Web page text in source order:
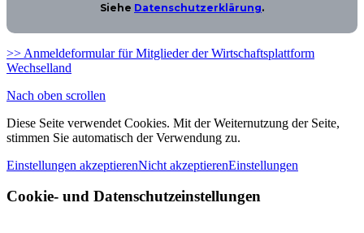
Siehe Datenschutzerklärung.
>> Anmeldeformular für Mitglieder der Wirtschaftsplattform
Wechselland
Nach oben scrollen
Diese Seite verwendet Cookies. Mit der Weiternutzung der Seite,
stimmen Sie automatisch der Verwendung zu.
Einstellungen akzeptierenNicht akzeptierenEinstellungen
Cookie- und Datenschutzeinstellungen